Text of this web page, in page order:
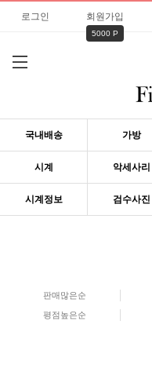
로그인 회원가입
5000 P
국내배송 가방
시계 악세사리
시계정보 검수사진
판매많은순
평점높은순